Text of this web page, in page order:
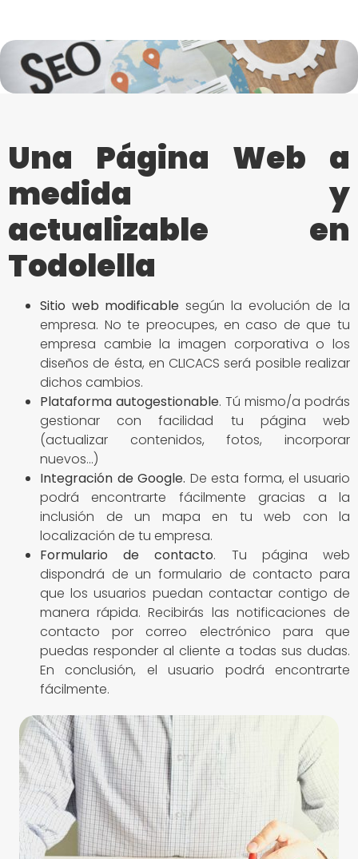
Una Página Web a
medida y
actualizable en
Todolella
Sitio web modificable según la evolución de la
empresa. No te preocupes, en caso de que tu
empresa cambie la imagen corporativa o los
diseños de ésta, en CLICACS será posible realizar
dichos cambios.
Plataforma autogestionable. Tú mismo/a podrás
gestionar con facilidad tu página web
(actualizar contenidos, fotos, incorporar
nuevos…)
Integración de Google. De esta forma, el usuario
podrá encontrarte fácilmente gracias a la
inclusión de un mapa en tu web con la
localización de tu empresa.
Formulario de contacto. Tu página web
dispondrá de un formulario de contacto para
que los usuarios puedan contactar contigo de
manera rápida. Recibirás las notificaciones de
contacto por correo electrónico para que
puedas responder al cliente a todas sus dudas.
En conclusión, el usuario podrá encontrarte
fácilmente.